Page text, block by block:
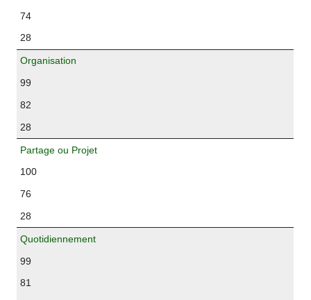
74
28
Organisation
99
82
28
Partage ou Projet
100
76
28
Quotidiennement
99
81